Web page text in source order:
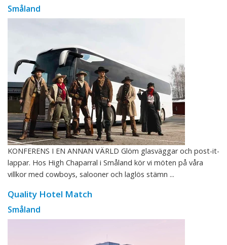
Småland
KONFERENS I EN ANNAN VÄRLD Glöm glasväggar och post-it-
lappar. Hos High Chaparral i Småland kör vi möten på våra
villkor med cowboys, salooner och laglös stämn ...
Quality Hotel Match
Småland